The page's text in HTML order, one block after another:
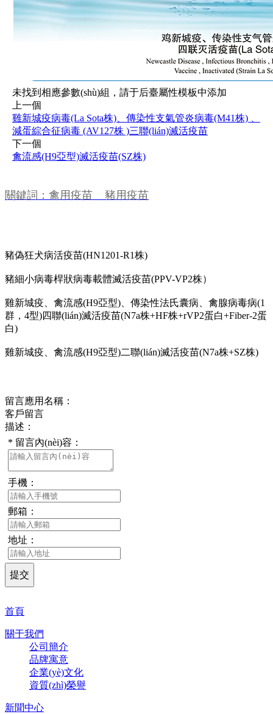
未找到相應參數(shù)組，請于后臺屬性模板中添加
上一個
雞新城疫病毒(La Sota株)、傳染性支氣管炎病毒(M41株) 、
減蛋綜合征病毒 (AV127株 )三聯(lián)滅活疫苗
下一個
禽流感(H9亞型)滅活疫苗(SZ株)
關鍵詞：禽用疫苗 豬用疫苗
豬偽狂犬病活疫苗(HN1201-R1株)
豬細小病毒桿狀病毒載體滅活疫苗(PPV-VP2株）
雞新城疫、禽流感(H9亞型)、傳染性法氏囊病、禽腺病毒病(1
群，4型)四聯(lián)滅活疫苗(N7a株+HF株+rVP2蛋白+Fiber-2蛋
白)
雞新城疫、禽流感(H9亞型)二聯(lián)滅活疫苗(N7a株+SZ株)
留言應用名稱：
客戶留言
描述：
* 留言內(nèi)容：
手機：
郵箱：
地址：
提交
首頁
關于我們
公司簡介
品牌寓意
企業(yè)文化
資質(zhì)榮譽
新聞中心